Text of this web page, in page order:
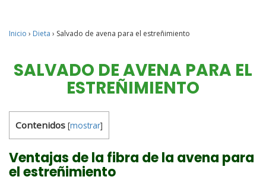
Inicio › Dieta › Salvado de avena para el estreñimiento
SALVADO DE AVENA PARA EL
ESTREÑIMIENTO
Contenidos [mostrar]
Ventajas de la fibra de la avena para
el estreñimiento